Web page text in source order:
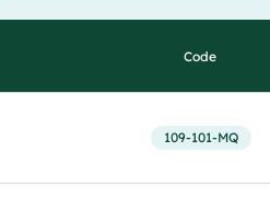
Code
109-101-MQ